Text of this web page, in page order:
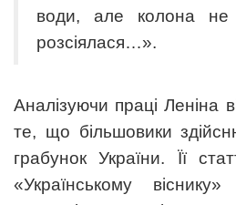
води, але колона не
розсіялася…».
Аналізуючи праці Леніна
те, що більшовики
грабунок України. Її
«Українському